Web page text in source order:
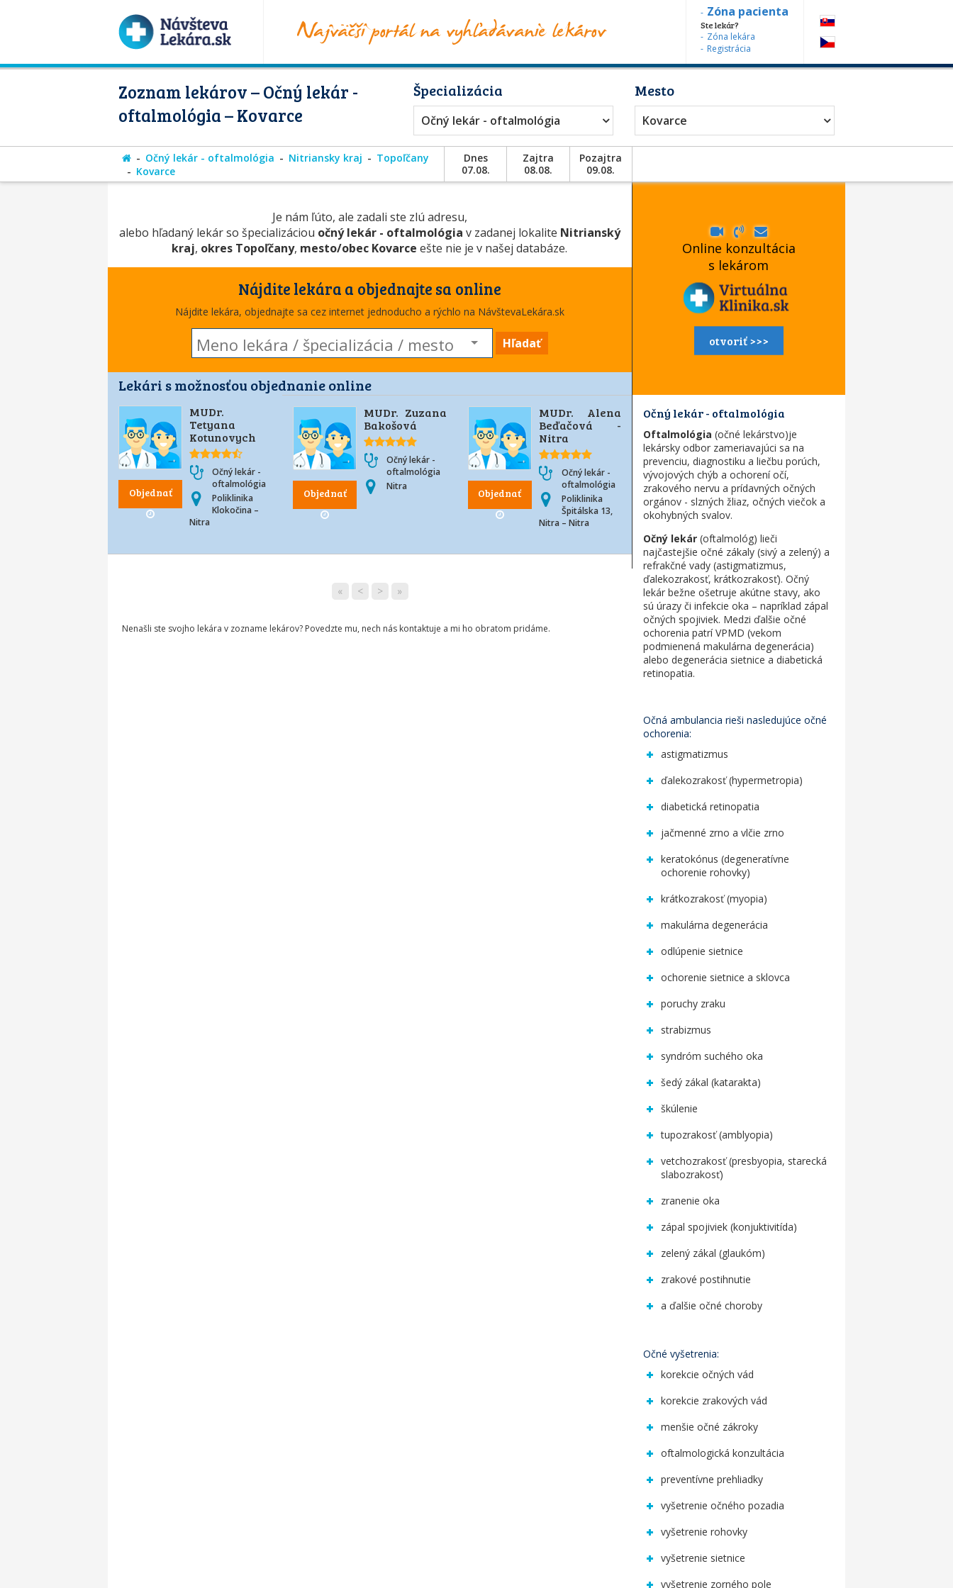
Zóna pacienta
Ste lekár?
Zóna lekára
Registrácia
Zoznam lekárov – Očný lekár -
oftalmológia – Kovarce
Špecializácia
Očný lekár - oftalmológia
Mesto
Kovarce
Očný lekár - oftalmológia Nitriansky kraj
Topoľčany
Kovarce
Dnes
07.08.
Zajtra
08.08.
Pozajtra
09.08.
Je nám ľúto, ale zadali ste zlú adresu,
alebo hľadaný lekár so špecializáciou očný lekár - oftalmológia v zadanej lokalite Nitrianský
kraj, okres Topoľčany, mesto/obec Kovarce ešte nie je v našej databáze.
Nájdite lekára a objednajte sa online
Nájdite lekára, objednajte sa cez internet jednoducho a rýchlo na NávštevaLekára.sk
Hľadať
Lekári s možnosťou objednanie online
Objednať
MUDr.
Tetyana
Kotunovych
Očný lekár -
oftalmológia
Poliklinika
Klokočina –
Nitra
Objednať
MUDr. Zuzana
Bakošová
Očný lekár -
oftalmológia
Nitra
Objednať
MUDr. Alena
Beďačová -
Nitra
Očný lekár -
oftalmológia
Poliklinika
Špitálska 13,
Nitra – Nitra
« < > »
Nenašli ste svojho lekára v zozname lekárov? Povedzte mu, nech nás kontaktuje a mi ho obratom pridáme.
Online konzultácia
s lekárom
otvoriť >>>
Očný lekár - oftalmológia
Oftalmológia (očné lekárstvo)je
lekársky odbor zameriavajúci sa na
prevenciu, diagnostiku a liečbu porúch,
vývojových chýb a ochorení očí,
zrakového nervu a prídavných očných
orgánov - slzných žliaz, očných viečok a
okohybných svalov.
Očný lekár(oftalmológ) lieči
najčastejšie očné zákaly (sivý a zelený) a
refrakčné vady (astigmatizmus,
ďalekozrakosť, krátkozrakosť). Očný
lekár bežne ošetruje akútne stavy, ako
sú úrazy či infekcie oka – napríklad zápal
očných spojiviek. Medzi ďalšie očné
ochorenia patrí VPMD (vekom
podmienená makulárna degenerácia)
alebo degenerácia sietnice a diabetická
retinopatia.
Očná ambulancia rieši nasledujúce očné
ochorenia:
astigmatizmus
ďalekozrakosť (hypermetropia)
diabetická retinopatia
jačmenné zrno a vlčie zrno
keratokónus (degeneratívne
ochorenie rohovky)
krátkozrakosť (myopia)
makulárna degenerácia
odlúpenie sietnice
ochorenie sietnice a sklovca
poruchy zraku
strabizmus
syndróm suchého oka
šedý zákal (katarakta)
škúlenie
tupozrakosť (amblyopia)
vetchozrakosť (presbyopia, starecká
slabozrakosť)
zranenie oka
zápal spojiviek (konjuktivitída)
zelený zákal (glaukóm)
zrakové postihnutie
a ďalšie očné choroby
Očné vyšetrenia:
korekcie očných vád
korekcie zrakových vád
menšie očné zákroky
oftalmologická konzultácia
preventívne prehliadky
vyšetrenie očného pozadia
vyšetrenie rohovky
vyšetrenie sietnice
vyšetrenie zorného pole